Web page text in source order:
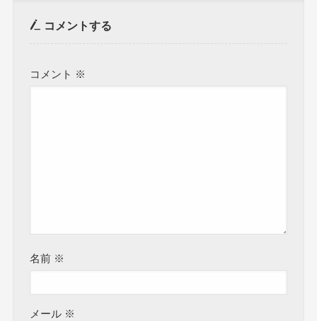
コメントする
コメント ※
名前 ※
メール ※